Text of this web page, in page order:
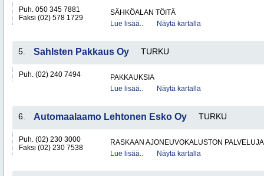
Puh. 050 345 7881
Faksi (02) 578 1729
SÄHKÖALAN TÖITÄ
Lue lisää..
Näytä kartalla
5. Sahlsten Pakkaus Oy TURKU
Puh. (02) 240 7494
PAKKAUKSIA
Lue lisää..
Näytä kartalla
6. Automaalaamo Lehtonen Esko Oy TURKU
Puh. (02) 230 3000
Faksi (02) 230 7538
RASKAAN AJONEUVOKALUSTON
Lue lisää..
Näytä kartalla